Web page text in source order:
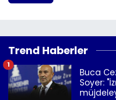
Trend Haberler
Buca
Soyer:
1